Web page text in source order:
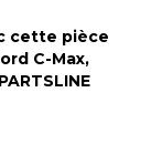
cette pièce
C-Max,